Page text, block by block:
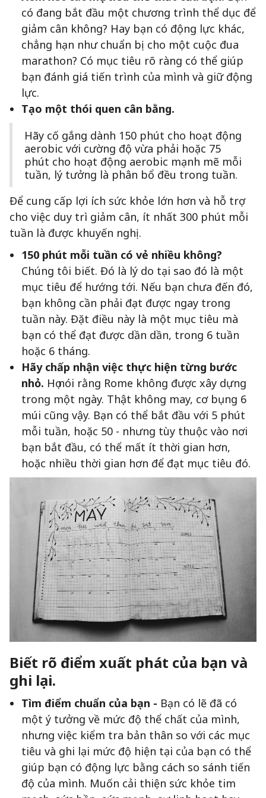
có đang bắt đầu một chương trình thể dục để
giảm cân không? Hay bạn có động lực khác,
chẳng hạn như chuẩn bị cho một cuộc đua
marathon? Có mục tiêu rõ ràng có thể giúp
bạn đánh giá tiến trình của mình và giữ động
lực.
Tạo một thói quen cân bằng.
Hãy cố gắng dành 150 phút cho hoạt động
aerobic với cường độ vừa phải hoặc 75
phút cho hoạt động aerobic mạnh mẽ mỗi
tuần, lý tưởng là phân bổ đều trong tuần.
Để cung cấp lợi ích sức khỏe lớn hơn và hỗ trợ
cho việc duy trì giảm cân, ít nhất 300 phút mỗi
tuần là được khuyến nghị.
150 phút mỗi tuần có vẻ nhiều không?
Chúng tôi biết. Đó là lý do tại sao đó là một
mục tiêu để hướng tới. Nếu bạn chưa đến đó,
bạn không cần phải đạt được ngay trong
tuần này. Đặt điều này là một mục tiêu mà
bạn có thể đạt được dần dần, trong 6 tuần
hoặc 6 tháng.
Hãy chấp nhận việc thực hiện từng bước
nhỏ. Họ nói rằng Rome không được xây dựng
trong một ngày. Thật không may, cơ bụng 6
múi cũng vậy. Bạn có thể bắt đầu với 5 phút
mỗi tuần, hoặc 50 - nhưng tùy thuộc vào nơi
bạn bắt đầu, có thể mất ít thời gian hơn,
hoặc nhiều thời gian hơn để đạt mục tiêu đó.
Biết rõ điểm xuất phát của bạn và
ghi lại.
Tìm điểm chuẩn của bạn - Bạn có lẽ đã có
một ý tưởng về mức độ thể chất của mình,
nhưng việc kiểm tra bản thân so với các mục
tiêu và ghi lại mức độ hiện tại của bạn có thể
giúp bạn có động lực bằng cách so sánh tiến
độ của mình. Muốn cải thiện sức khỏe tim